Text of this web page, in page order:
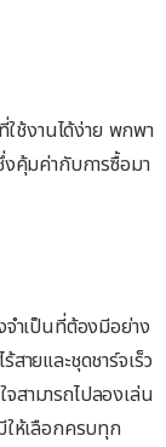
ช้งานได้ง่าย พกพา
งคุ้มค่ากับการซื้อมา
ำเป็นที่ต้องมีอย่าง
ายและชุดชาร์จเร็ว
สามารถไปลองเล่น
ให้เลือกครบทุก